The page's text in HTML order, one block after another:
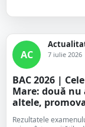
AC 7 iulie 2026
BAC 2026 |
Mare: două
altele,
Rezultatele